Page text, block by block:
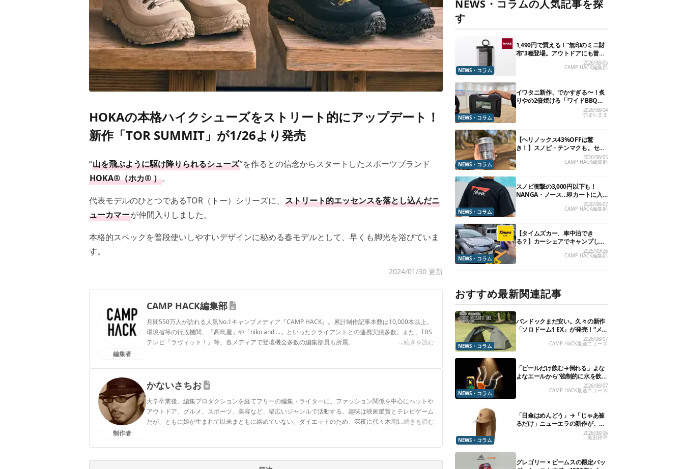
HOKAの本格ハイクシューズをストリート的にアップデート！
新作「TOR SUMMIT」が1/26より発売
“山を飛ぶように駆け降りられるシューズ”を作るとの信念からスタートしたスポーツブランド
HOKA®（ホカ® ）。
代表モデルのひとつであるTOR（トー）シリーズに、 ストリート的エッセンスを落とし込んだニ
ューカマーが仲間入りしました。
本格的スペックを普段使いしやすいデザインに秘める春モデルとして、早くも脚光を浴びていま
す。
2024/01/30 更新
編集者
CAMP HACK編集部
月間550万人が訪れる人気No.1キャンプメディア『CAMP HACK』。累計制作記事本数は10,000本以上。
環境省等の行政機関、「髙島屋」や「niko and ...」といったクライアントとの連携実績多数。また、TBS
テレビ『ラヴィット！』等、各メディアで登壇機会多数の編集部員も所属。
...続きを読む
制作者
かないさちお
大学卒業後、編集プロダクションを経てフリーの編集・ライターに。ファッション関係を中心にペットや
アウトドア、グルメ、スポーツ、美容など、幅広いジャンルで活動する。趣味は映画鑑賞とテレビゲーム
だが、ともに娘が生まれて以来まともに絡めていない。ダイエットのため、深夜に代々木周辺を徘徊中。
...続きを読む
NEWS・コラムの人気記事を探
す
NEWS・コラム
1,490円で買える！“無印のミニ財
布”3種登場。アウトドアにも普段
2026/08/05
CAMP HACK編集部
NEWS・コラム
イワタニ新作、でかすぎる〜！炙
りやの2倍焼ける「ワイドBBQグ
リル」で“豪快焼肉”できるよ【再
販開始】
2026/08/04
ずぼらまま
NEWS・コラム
【ヘリノックス43%OFFは驚
き！】スノピ・テンマクも。セー
ル中の「見逃せないキャンプ道
具」12選
2026/08/05
CAMP HACK編集部
NEWS・コラム
スノピ衝撃の3,000円以下も！
NANGA・ノース…即カートに入
れたいアウトドアな「値下げ夏
2026/08/07
CAMP HACK編集部
NEWS・コラム
【タイムズカー、車中泊でき
る？】カーシェアでキャンプした
いので、直接聞いてみました2025/09/26
CAMP HACK編集部
おすすめ最新関連記事
NEWS・コラム
バンドックまだ安い。久々の新作
「ソロドーム1 EX」が発売！“メ
ッシュインナー”だけでも使える
よ【防災も◎】
2026/08/07
CAMP HACK最速ニュース
NEWS・コラム
「ビールだけ飲む→倒れる」よな
よなエールから“強制的に水を飲
2026/08/07
CAMP HACK最速ニュース
NEWS・コラム
「日傘はめんどう」→「じゃあ被
るだけ」ニューエラの新作が、真
2026/08/06
黒田祥平
グレゴリー × ビームスの限定バッ